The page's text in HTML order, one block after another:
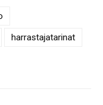
harrastajatarinat